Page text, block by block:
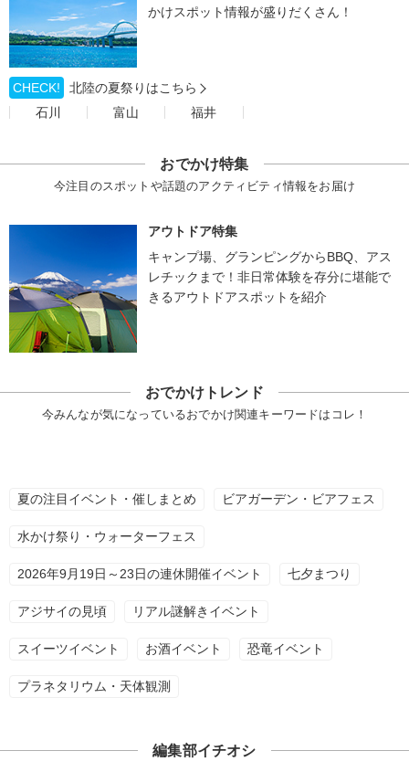
かけスポット情報が盛りだくさん！
CHECK!
北陸の夏祭りはこちら
石川
富山 福井
おでかけ特集
今注目のスポットや話題のアクティビティ情報をお届け
アウトドア特集
キャンプ場、グランピングからBBQ、アス
レチックまで！非日常体験を存分に堪能で
きるアウトドアスポットを紹介
おでかけトレンド
今みんなが気になっているおでかけ関連キーワードはコレ！
夏の注目イベント・催しまとめ ビアガーデン・ビアフェス
水かけ祭り・ウォーターフェス
2026年9月19日～23日の連休開催イベント 七夕まつり
アジサイの見頃 リアル謎解きイベント
スイーツイベント お酒イベント 恐竜イベント
プラネタリウム・天体観測
編集部イチオシ